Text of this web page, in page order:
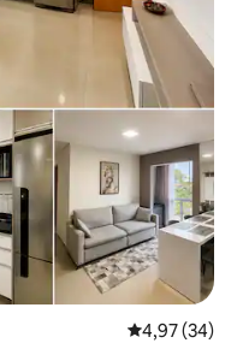
Note
4,97 (34)